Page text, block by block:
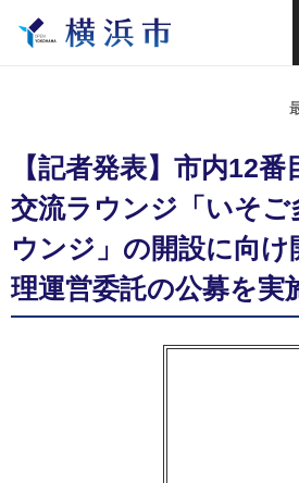
【記者発表】市内12
交流ラウンジ「いそご
ウンジ」の開設に向け
理運営委託の公募を実